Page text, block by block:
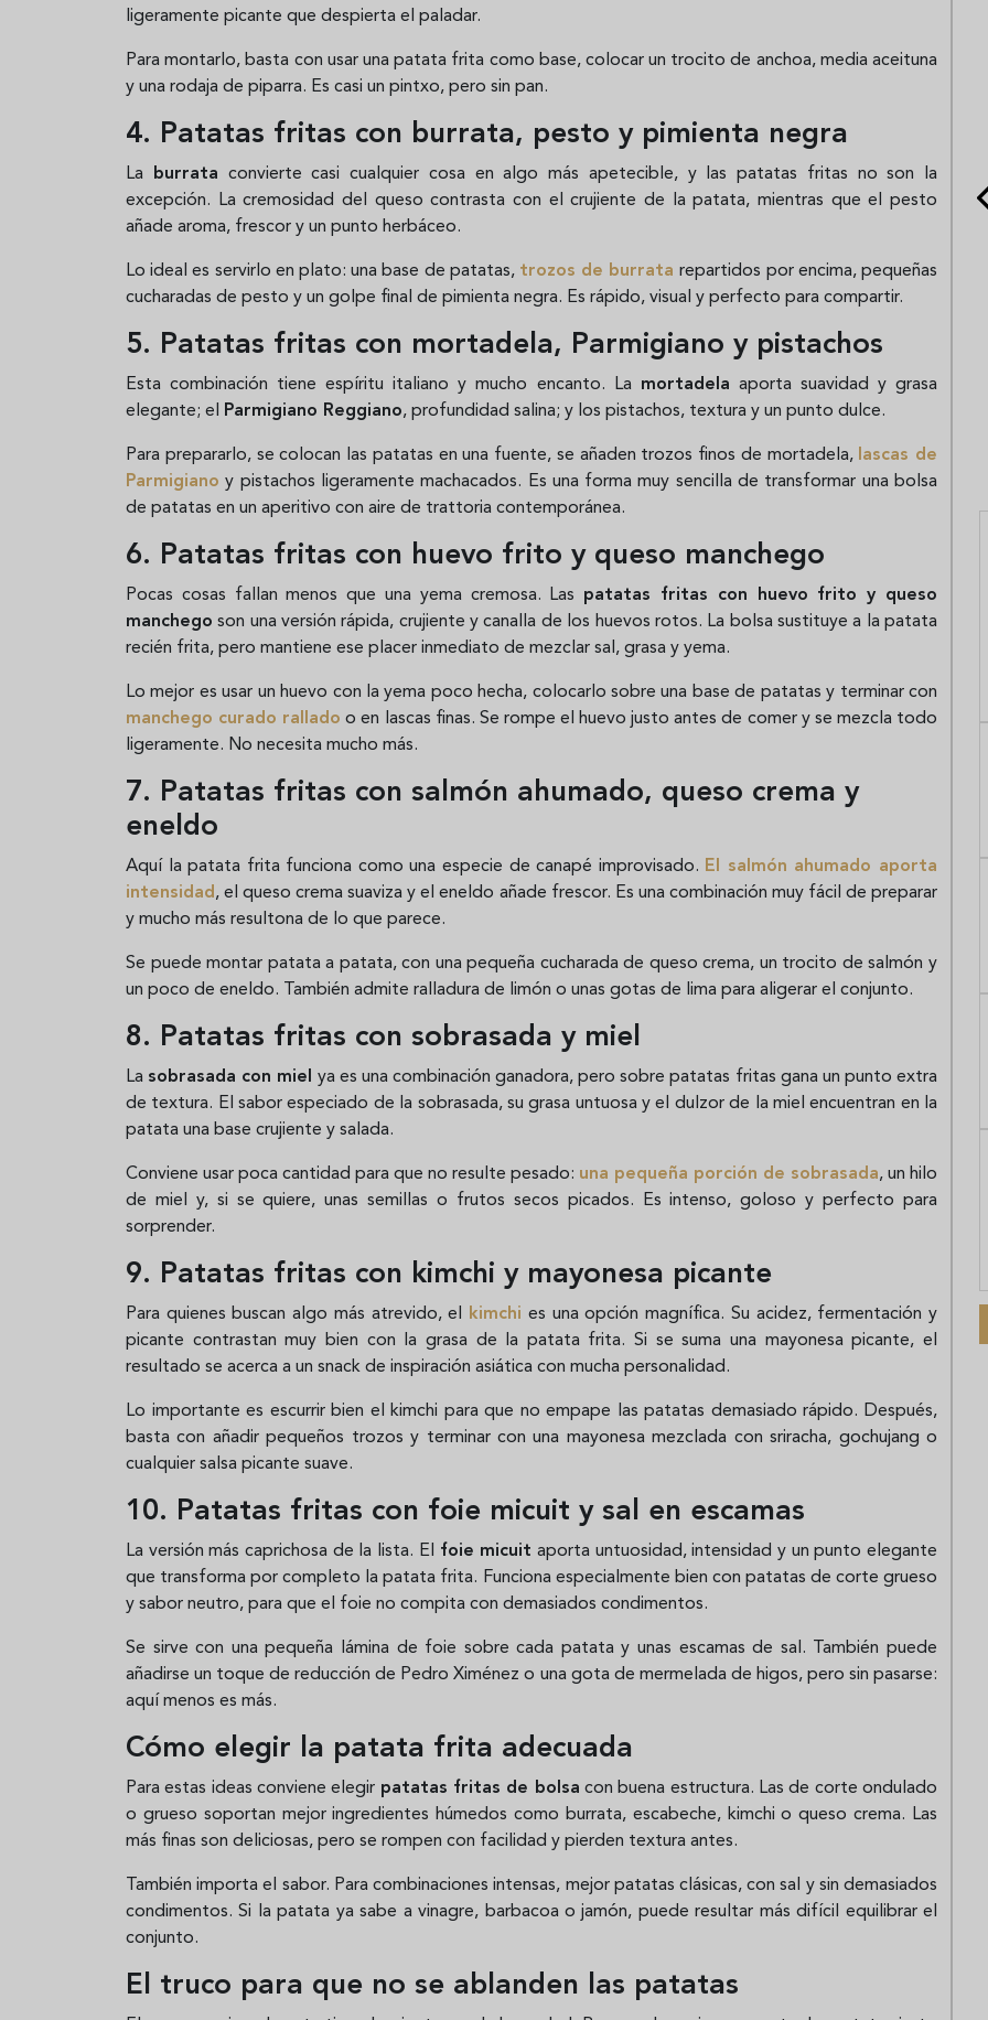
ligeramente picante que despierta el paladar.
Para montarlo, basta con usar una patata frita como base, colocar un trocito de anchoa, media aceituna
y una rodaja de piparra. Es casi un pintxo, pero sin pan.
4. Patatas fritas con burrata, pesto y pimienta negra
La burrata convierte casi cualquier cosa en algo más apetecible, y las patatas fritas no son la
excepción. La cremosidad del queso contrasta con el crujiente de la patata, mientras que el pesto
añade aroma, frescor y un punto herbáceo.
Lo ideal es servirlo en plato: una base de patatas, trozos de burratarepartidos por encima, pequeñas
cucharadas de pesto y un golpe final de pimienta negra. Es rápido, visual y perfecto para compartir.
5. Patatas fritas con mortadela, Parmigiano y pistachos
Esta combinación tiene espíritu italiano y mucho encanto. La mortadela aporta suavidad y grasa
elegante; el
Parmigiano Reggiano, profundidad salina; y los pistachos, textura y un punto dulce.
Para prepararlo, se colocan las patatas en una fuente, se añaden trozos finos de mortadela, lascas de
Parmigiano y pistachos ligeramente machacados. Es una forma muy sencilla de transformar una bolsa
de patatas en un aperitivo con aire de trattoria contemporánea.
6. Patatas fritas con huevo frito y queso manchego
Pocas cosas fallan menos que una yema cremosa. Las patatas fritas con huevo frito y queso
manchego son una versión rápida, crujiente y canalla de los huevos rotos. La bolsa sustituye a la patata
recién frita, pero mantiene ese placer inmediato de mezclar sal, grasa y yema.
Lo mejor es usar un huevo con la yema poco hecha, colocarlo sobre una base de patatas y terminar con
manchego curado rallado o en lascas finas. Se rompe el huevo justo antes de comer y se mezcla todo
ligeramente. No necesita mucho más.
7. Patatas fritas con salmón ahumado, queso crema y
eneldo
Aquí la patata frita funciona como una especie de canapé improvisado. El salmón ahumado aporta
intensidad, el queso crema suaviza y el eneldo añade frescor. Es una combinación muy fácil de preparar
y mucho más resultona de lo que parece.
Se puede montar patata a patata, con una pequeña cucharada de queso crema, un trocito de salmón y
un poco de eneldo. También admite ralladura de limón o unas gotas de lima para aligerar el conjunto.
8. Patatas fritas con sobrasada y miel
La sobrasada con miel
ya es una combinación ganadora, pero sobre patatas fritas gana un punto extra
de textura. El sabor especiado de la sobrasada, su grasa untuosa y el dulzor de la miel encuentran en la
patata una base crujiente y salada.
Conviene usar poca cantidad para que no resulte pesado: una pequeña porción de sobrasada, un hilo
de miel y, si se quiere, unas semillas o frutos secos picados. Es intenso, goloso y perfecto para
sorprender.
9. Patatas fritas con kimchi y mayonesa picante
Para quienes buscan algo más atrevido, el kimchi es una opción magnífica. Su acidez, fermentación y
picante contrastan muy bien con la grasa de la patata frita. Si se suma una mayonesa picante, el
resultado se acerca a un snack de inspiración asiática con mucha personalidad.
Lo importante es escurrir bien el kimchi para que no empape las patatas demasiado rápido. Después,
basta con añadir pequeños trozos y terminar con una mayonesa mezclada con sriracha, gochujang o
cualquier salsa picante suave.
10. Patatas fritas con foie micuit y sal en escamas
La versión más caprichosa de la lista. El foie micuit aporta untuosidad, intensidad y un punto elegante
que transforma por completo la patata frita. Funciona especialmente bien con patatas de corte grueso
y sabor neutro, para que el foie no compita con demasiados condimentos.
Se sirve con una pequeña lámina de foie sobre cada patata y unas escamas de sal. También puede
añadirse un toque de reducción de Pedro Ximénez o una gota de mermelada de higos, pero sin pasarse:
aquí menos es más.
Cómo elegir la patata frita adecuada
Para estas ideas conviene elegir patatas fritas de bolsa con buena estructura. Las de corte ondulado
o grueso soportan mejor ingredientes húmedos como burrata, escabeche, kimchi o queso crema. Las
más finas son deliciosas, pero se rompen con facilidad y pierden textura antes.
También importa el sabor. Para combinaciones intensas, mejor patatas clásicas, con sal y sin demasiados
condimentos. Si la patata ya sabe a vinagre, barbacoa o jamón, puede resultar más difícil equilibrar el
conjunto.
El truco para que no se ablanden las patatas